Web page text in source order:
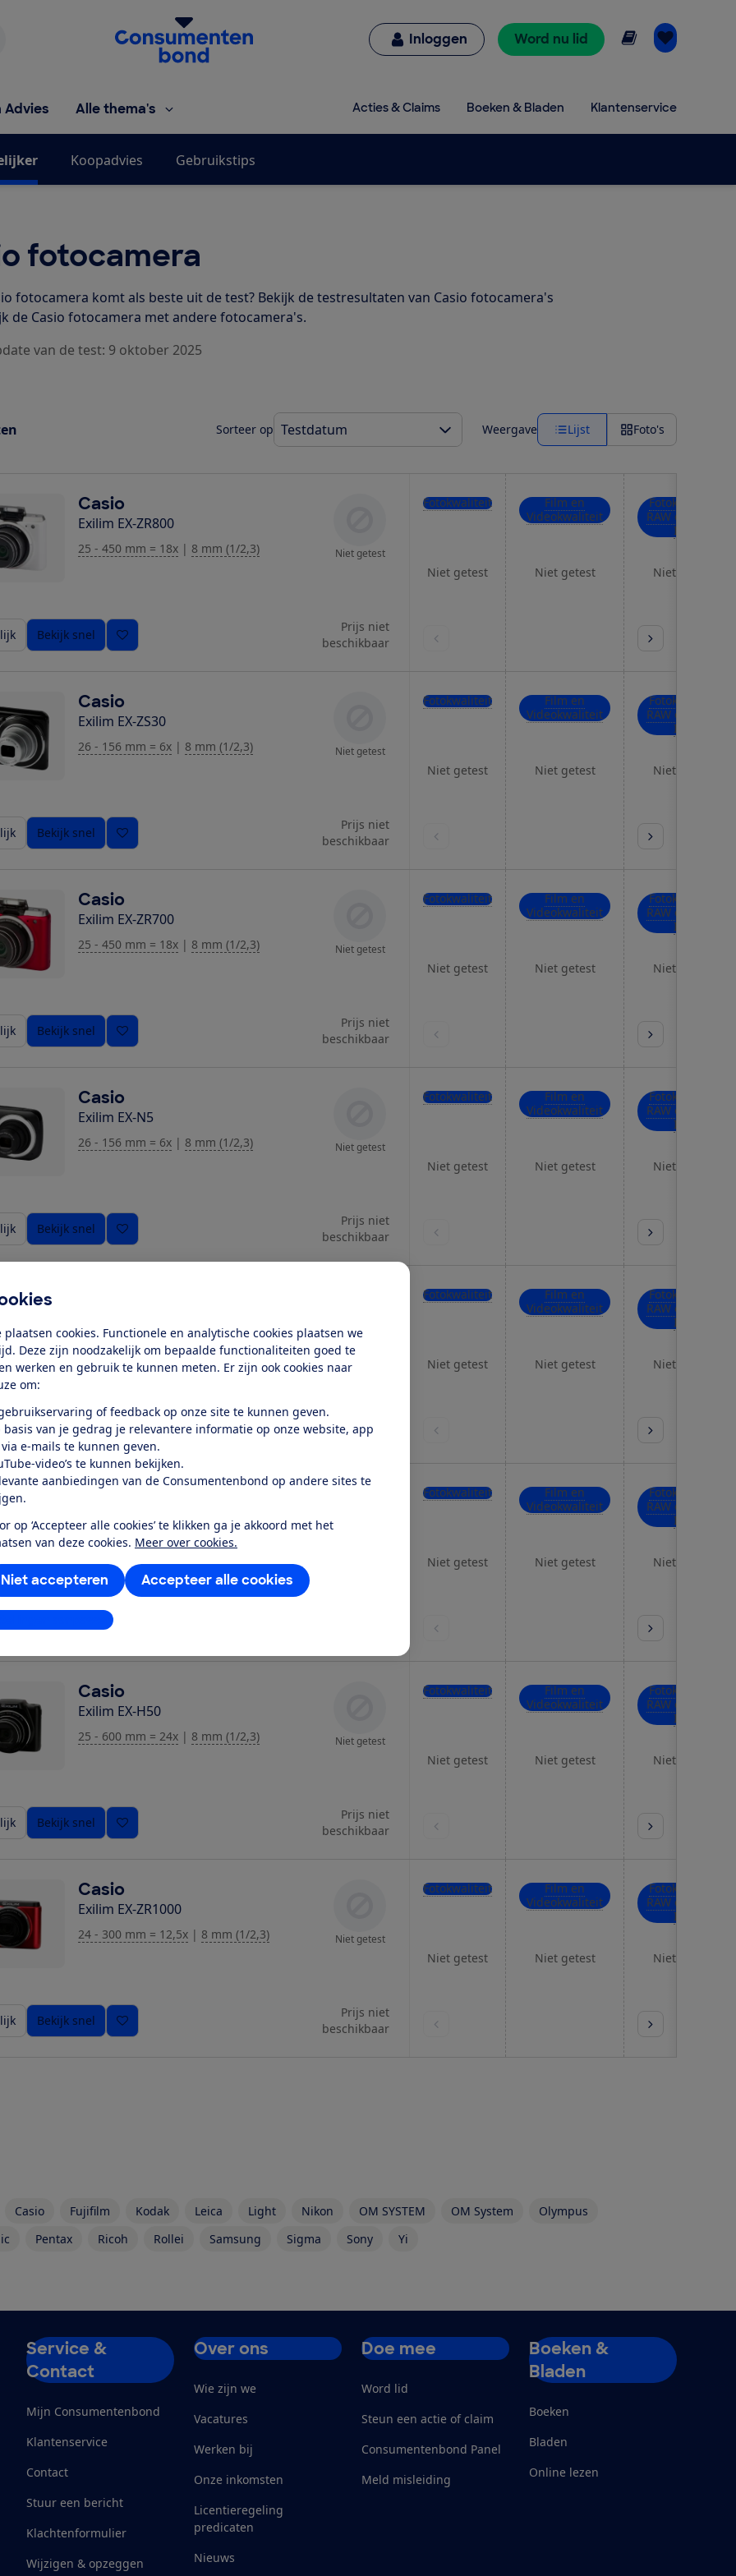
plaatsen cookies. Functionele en analytische cookies plaatsen we
Deze zijn noodzakelijk om bepaalde functionaliteiten goed te
werken en gebruik te kunnen meten. Er zijn ook cookies naar
om:
of feedback op onze site te kunnen geven.
basis van je gedrag je relevantere informatie op onze website, app
e-mails te kunnen geven.
video’s te kunnen bekijken.
aanbiedingen van de Consumentenbond op andere sites te
op ‘Accepteer alle cookies’ te klikken ga je akkoord met het
van deze cookies. Meer over cookies.
Accepteer alle cookies
Niet accepteren
aanpassen
Homepage van de Consumentenbond
Inloggen Word nu lid Online lezen
Advies Alle thema's Acties & Claims Boeken & Bladen Klantenservice
Koopadvies Gebruikstips
toe
fotocamera
fotocamera komt als beste uit de test? Bekijk de testresultaten van Casio fotocamera's
de Casio fotocamera met andere fotocamera's.
van de test: 9 oktober 2025
Sorteer op Weergave Lijst Foto's
Casio
Exilim EX-ZR800
25 - 450 mm = 18x | 8 mm (1/2,3) Niet getest
Bekijk snel
Prijs niet
beschikbaar
Fotokwaliteit
Niet getest
Film en
Videokwaliteit
Niet getest
Fotokwaliteit
RAW en hoge
ISO
Niet getest
Casio
Exilim EX-ZS30
26 - 156 mm = 6x | 8 mm (1/2,3) Niet getest
Bekijk snel
Prijs niet
beschikbaar
Fotokwaliteit
Niet getest
Film en
Videokwaliteit
Niet getest
Fotokwaliteit
RAW en hoge
ISO
Niet getest
Casio
Exilim EX-ZR700
25 - 450 mm = 18x | 8 mm (1/2,3) Niet getest
Bekijk snel
Prijs niet
beschikbaar
Fotokwaliteit
Niet getest
Film en
Videokwaliteit
Niet getest
Fotokwaliteit
RAW en hoge
ISO
Niet getest
Casio
Exilim EX-N5
26 - 156 mm = 6x | 8 mm (1/2,3) Niet getest
Bekijk snel
Prijs niet
beschikbaar
Fotokwaliteit
Niet getest
Film en
Videokwaliteit
Niet getest
Fotokwaliteit
RAW en hoge
ISO
Niet getest
26 - 156 mm = 6x | 8 mm (1/2,3) Niet getest
Bekijk snel
beschikbaar
Fotokwaliteit
Niet getest
Film en
Videokwaliteit
Niet getest
Fotokwaliteit
RAW en hoge
ISO
Niet getest
Casio
24 - 300 mm = 12,5x | 8 mm (1/2,3)
Fotokwaliteit
Niet getest
Film en
Videokwaliteit
Niet getest
Fotokwaliteit
RAW en hoge
ISO
Niet getest
Casio
Exilim EX-H50
25 - 600 mm = 24x | 8 mm (1/2,3) Niet getest
Bekijk snel
Prijs niet
beschikbaar
Fotokwaliteit
Niet getest
Film en
Videokwaliteit
Niet getest
Fotokwaliteit
RAW en hoge
ISO
Niet getest
Casio
Exilim EX-ZR1000
24 - 300 mm = 12,5x | 8 mm (1/2,3) Niet getest
Bekijk snel
Prijs niet
beschikbaar
Fotokwaliteit
Niet getest
Film en
Videokwaliteit
Niet getest
Fotokwaliteit
RAW en hoge
ISO
Niet getest
Casio Fujifilm Kodak Leica Light Nikon OM SYSTEM OM System
Olympus
Pentax Ricoh Rollei Samsung Sigma Sony Yi
Service &
Contact
Mijn Consumentenbond
Klantenservice
Contact
Stuur een bericht
Klachtenformulier
Wijzigen & opzeggen
Over ons
Wie zijn we
Vacatures
Werken bij
Onze inkomsten
Licentieregeling
predicaten
Nieuws
Doe mee
Word lid
Steun een actie of claim
Consumentenbond Panel
Meld misleiding
Boeken &
Bladen
Boeken
Bladen
Online lezen